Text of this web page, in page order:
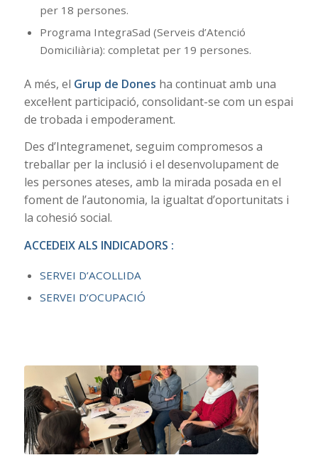
per 18 persones.
Programa IntegraSad (Serveis d’Atenció
Domiciliària): completat per 19 persones.
A més, el Grup de Dones ha continuat amb una
excel·lent participació, consolidant-se com un espai
de trobada i empoderament.
Des d’Integramenet, seguim compromesos a
treballar per la inclusió i el desenvolupament de
les persones ateses, amb la mirada posada en el
foment de l’autonomia, la igualtat d’oportunitats i
la cohesió social.
ACCEDEIX ALS INDICADORS :
SERVEI D’ACOLLIDA
SERVEI D’OCUPACIÓ